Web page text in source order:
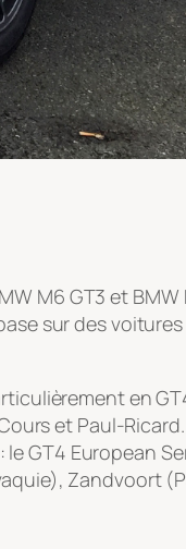
M6 GT3 et
sur des
en
et Paul-
GT4 European
Zandvoort